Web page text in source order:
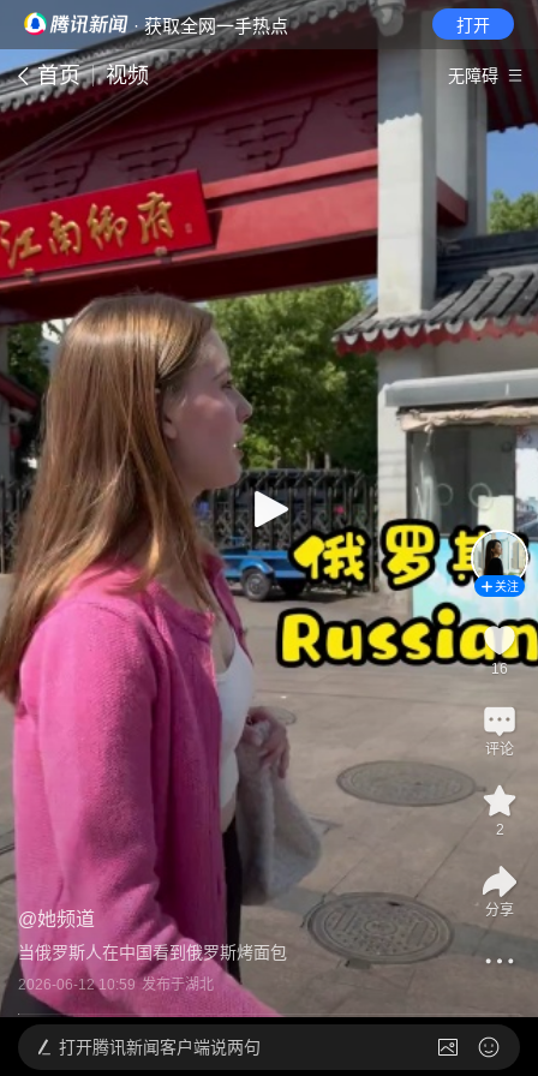
· 获取全网一手热点 打开
首页 视频 无障碍
@她频道
当俄罗斯人在中国看到俄罗斯烤面包
2026-06-12 10:59 发布于湖北
关注
16
评论
2
分享
打开腾讯新闻客户端说两句